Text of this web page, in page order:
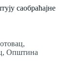
саобраћајне
,
, Општина